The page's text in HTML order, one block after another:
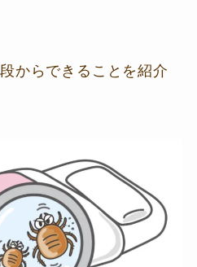
からできることを紹介